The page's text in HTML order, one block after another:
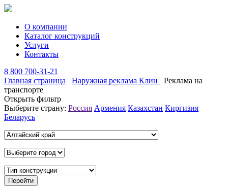
О компании
Каталог конструкций
Услуги
Контакты
8 800 700-31-21
Главная страница
Наружная реклама Клин
Реклама на
транспорте
Открыть фильтр
Выберите страну: Россия Армения Казахстан Киргизия
Беларусь